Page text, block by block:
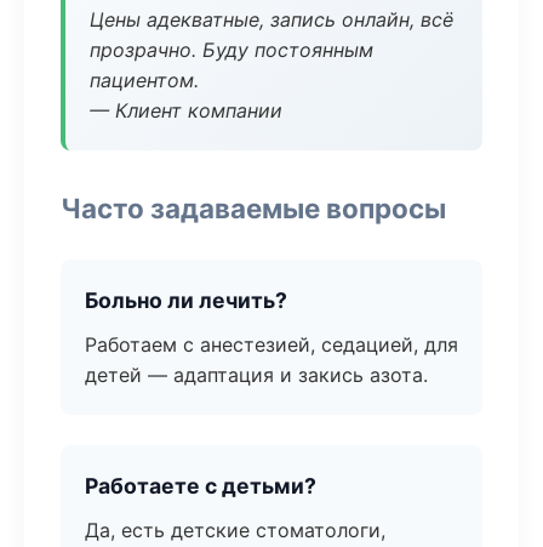
Цены адекватные, запись онлайн, всё
прозрачно. Буду постоянным
пациентом.
— Клиент компании
Часто задаваемые вопросы
Больно ли лечить?
Работаем с анестезией, седацией, для
детей — адаптация и закись азота.
Работаете с детьми?
Да, есть детские стоматологи,